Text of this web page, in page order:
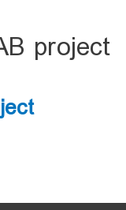
project